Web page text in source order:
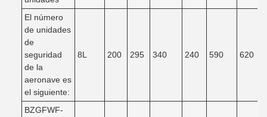
El número
de unidades
de
seguridad
de la
aeronave es
el siguiente:
8L 200 295 340 240 590 620
BZGFWF-